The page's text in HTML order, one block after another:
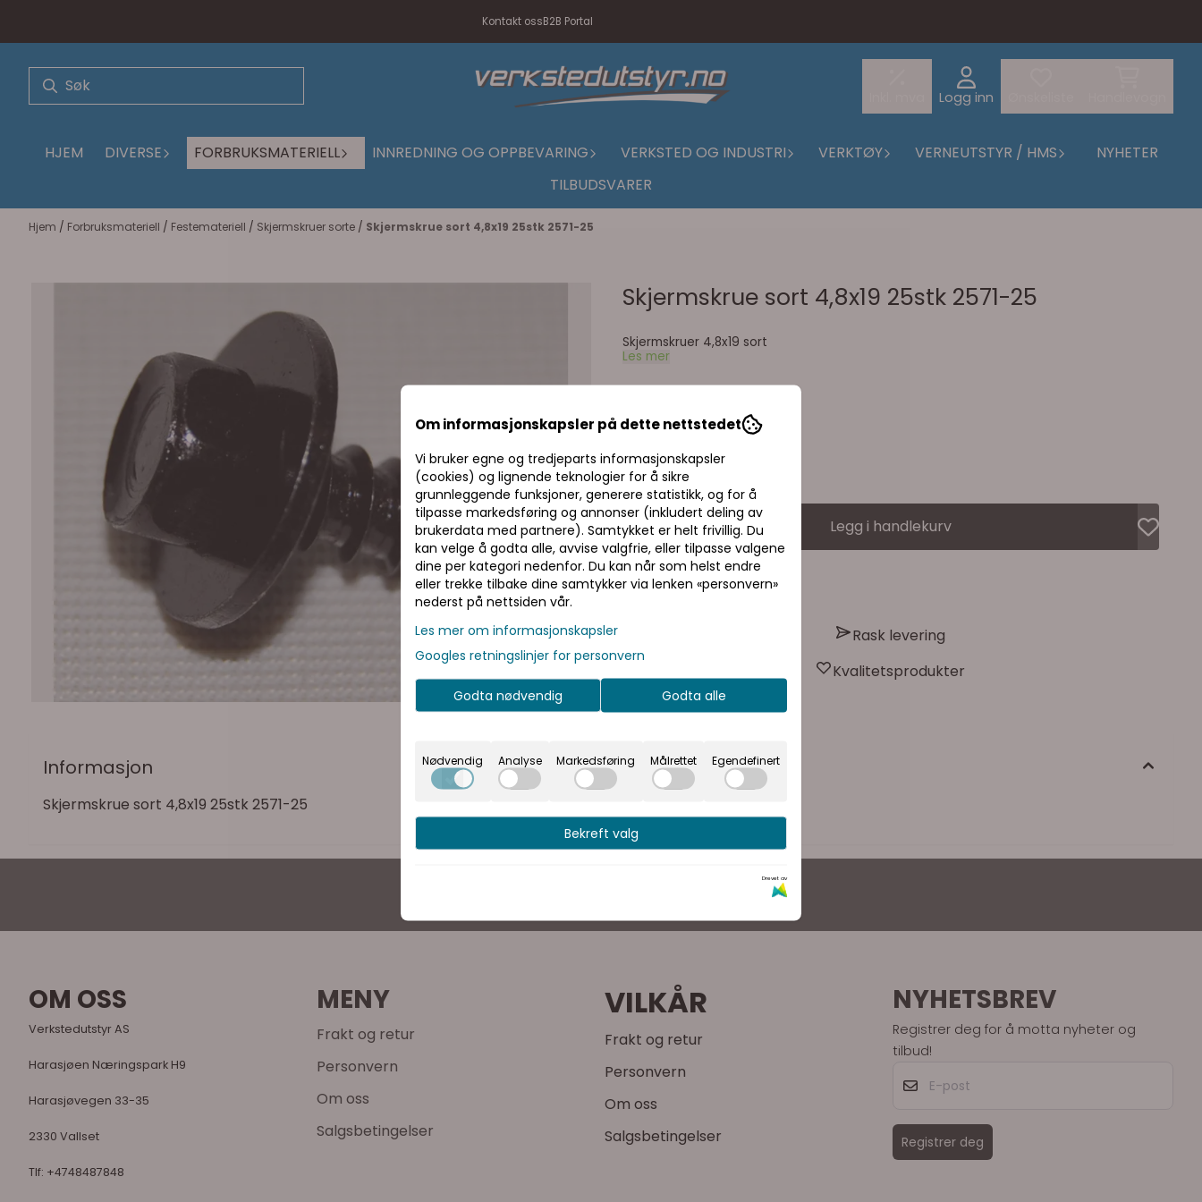
Kontakt ossB2B Portal
Logg inn
HJEM DIVERSE FORBRUKSMATERIELL INNREDNING OG OPPBEVARING VERKSTED OG INDUSTRI VERKTØY VERNEUTSTYR / HMS
NYHETER
TILBUDSVARER
Hjem / Forbruksmateriell / Festemateriell / Skjermskruer sorte / Skjermskrue sort 4,8x19 25stk 2571-25
Skjermskrue sort 4,8x19 25stk 2571-25
Skjermskruer 4,8x19 sort
Les mer
222,50,-
Legg i handlekurv
På lager: 2
Rask levering
Kvalitetsprodukter
Informasjon
Skjermskrue sort 4,8x19 25stk 2571-25
OM OSS
Verkstedutstyr AS
Harasjøen Næringspark H9
Harasjøvegen 33-35
2330 Vallset
Tlf: +4748487848
MENY
Frakt og retur
Personvern
Om oss
Salgsbetingelser
VILKÅR
Frakt og retur
Personvern
Om oss
Salgsbetingelser
NYHETSBREV
Registrer deg for å motta nyheter og
tilbud!
Registrer deg
Priser inkl. eller ekskl. mva
I denne butikken kan du velge om du
vil se prisene med eller uten moms.
Inkl. mva
Om informasjonskapsler på dette nettstedet
Vi bruker egne og tredjeparts informasjonskapsler
(cookies) og lignende teknologier for å sikre
grunnleggende funksjoner, generere statistikk, og for å
tilpasse markedsføring og annonser (inkludert deling av
brukerdata med partnere). Samtykket er helt frivillig. Du
kan velge å godta alle, avvise valgfrie, eller tilpasse valgene
dine per kategori nedenfor. Du kan når som helst endre
eller trekke tilbake dine samtykker via lenken «personvern»
nederst på nettsiden vår.
Les mer om informasjonskapsler
Googles retningslinjer for personvern
Godta nødvendig Godta alle
Nødvendig Analyse Markedsføring Målrettet Egendefinert
Bekreft valg
Drevet av